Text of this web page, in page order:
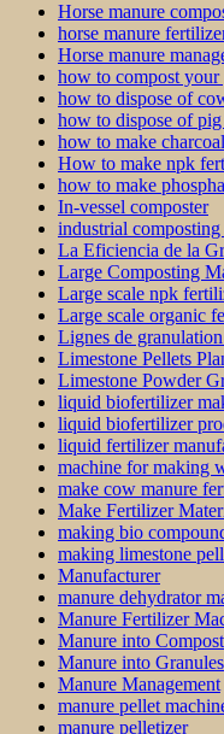
Horse manure
horse manure
Horse manure
how to compost your
how to dispose of
how to dispose of
how to make
How to make npk
how to make
In-vessel composter
industrial composting
La Eficiencia de la
Large Composting
Large scale npk
Large scale organic
Lignes de
Limestone Pellets
Limestone Powder
liquid biofertilizer
liquid biofertilizer
liquid fertilizer
machine for making
make cow manure
Make Fertilizer
making bio
making limestone
Manufacturer
manure dehydrator
Manure Fertilizer
Manure into Compost
Manure into Granules
Manure Management
manure pellet
manure pelletizer